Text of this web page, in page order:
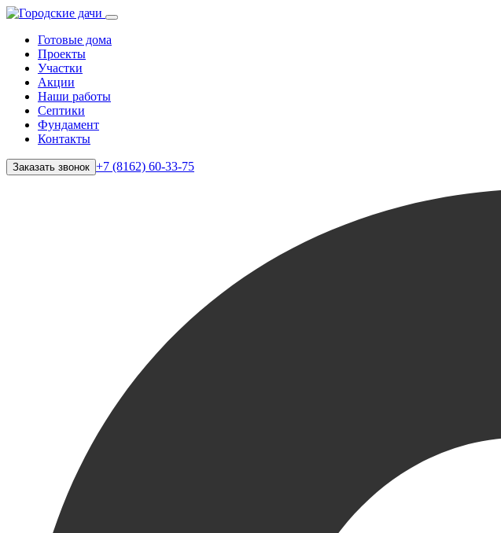
Готовые дома
Проекты
Участки
Акции
Наши работы
Септики
Фундамент
Контакты
Заказать звонок +7 (8162) 60-33-75